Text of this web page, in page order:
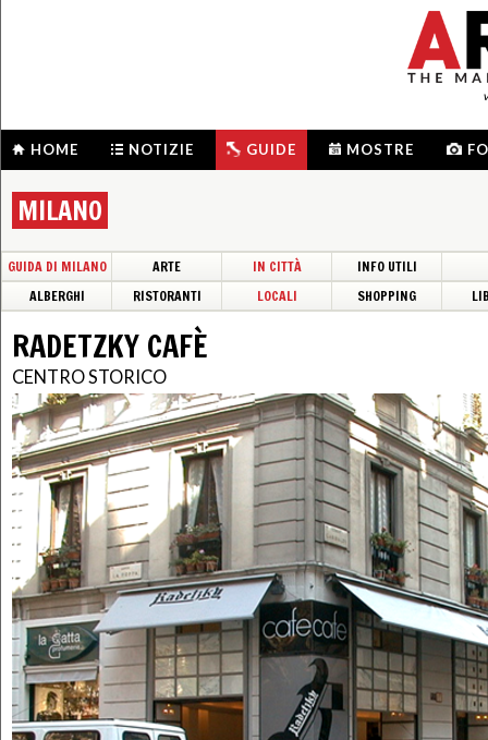
HOME NOTIZIE GUIDE MOSTRE
MILANO
GUIDA DI MILANO ARTE IN CITTÀ
INFO UTILI
ALBERGHI
RISTORANTI LOCALI SHOPPING
RADETZKY CAFÈ
CENTRO STORICO